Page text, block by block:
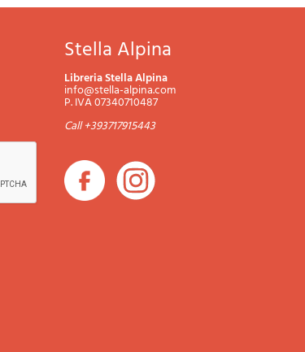
Stella Alpina
Libreria Stella Alpina
info@stella-alpina.com
P. IVA 07340710487
Call +393717915443